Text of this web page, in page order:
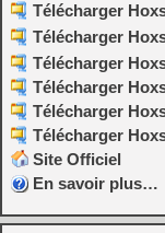
Télécharger
Télécharger
Télécharger
Télécharger
Télécharger
Télécharger
Site Officiel
En savoir plus…